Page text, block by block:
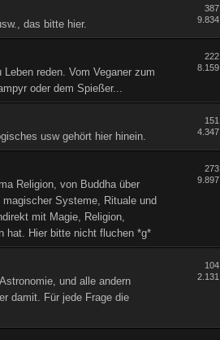
das bitte hier.
387
9.834
reden. Vom Veganer zum
oder dem Spießer...
222
8.159
usw gehört hier hinein.
151
4.347
Religion, von Buddha über
Systeme, Rituale und
mit Magie, Religion,
hat. Hier bitte nicht fluchen *g*
273
9.897
und alle andern
damit. Für jede Frage die
104
2.131